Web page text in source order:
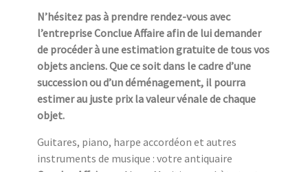
N’hésitez pas à prendre rendez-vous avec
l’entreprise Conclue Affaire afin de lui demander
de procéder à une estimation gratuite de tous vos
objets anciens. Que ce soit dans le cadre d’une
succession ou d’un déménagement, il pourra
estimer au juste prix la valeur vénale de chaque
objet.
Guitares, piano, harpe accordéon et autres
instruments de musique : votre antiquaire